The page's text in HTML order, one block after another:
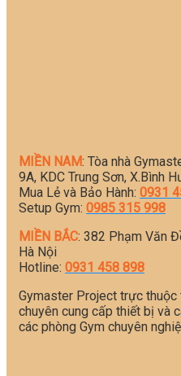
MIỀN NAM: Tòa nhà
9A, KDC Trung Sơn, X.Bình
Mua Lẻ và Bảo Hành: 0931
Setup Gym: 0985 315 998
MIỀN BẮC: 382 Phạm Văn
Hà Nội
Hotline: 0931 458 898
Gymaster Project trực
chuyên cung cấp thiết bị và
các phòng Gym chuyên